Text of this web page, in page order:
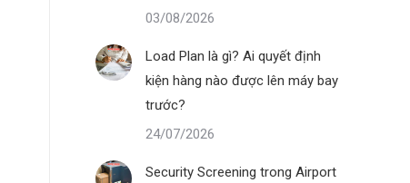
03/08/2026
Load Plan là gì? Ai quyết định
kiện hàng nào được lên máy bay
trước?
24/07/2026
Security Screening trong Airport